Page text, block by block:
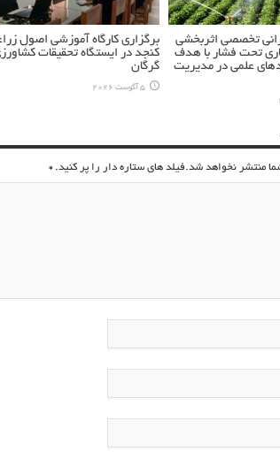
تخصصی اثربخشی
تحت فشار با هدف
علمی در مدیریت
برگزاری کارگاه آموزشی اصول
کنجد در ایستگاه تحقیقات
گرگان
5 آگوست 2026
منتشر نخواهد شد.فیلد های ستاره دار را پر کنید.*